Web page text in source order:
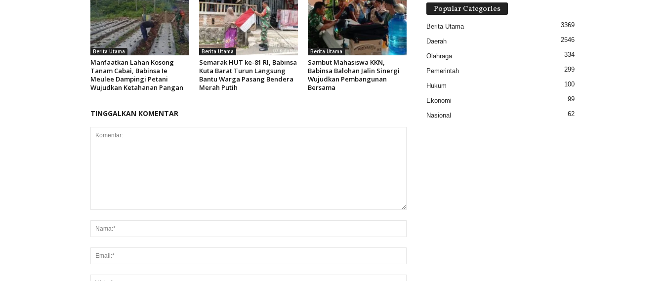
Berita Utama
Manfaatkan Lahan Kosong
Tanam Cabai, Babinsa Ie
Meulee Dampingi Petani
Wujudkan Ketahanan Pangan
Berita Utama
Semarak HUT ke-81 RI, Babinsa
Kuta Barat Turun Langsung
Bantu Warga Pasang Bendera
Merah Putih
Berita Utama
Sambut Mahasiswa KKN,
Babinsa Balohan Jalin Sinergi
Wujudkan Pembangunan
Bersama
TINGGALKAN KOMENTAR
Popular Categories
Berita Utama 3369
Daerah 2546
Olahraga 334
Pemerintah 299
Hukum 100
Ekonomi 99
Nasional 62